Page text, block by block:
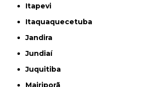
Itapevi
Itaquaquecetuba
Jandira
Jundiaí
Juquitiba
Mairiporã